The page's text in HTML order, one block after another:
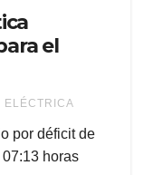
el
ELÉCTRICA
por déficit de
horas